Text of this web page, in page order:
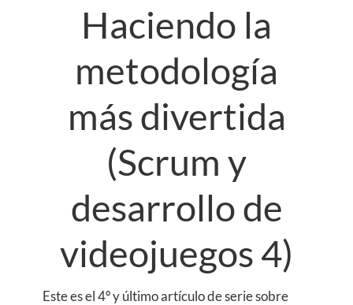
Haciendo la
metodología
más divertida
(Scrum y
desarrollo de
videojuegos 4)
Este es el 4º y último artículo de serie sobre